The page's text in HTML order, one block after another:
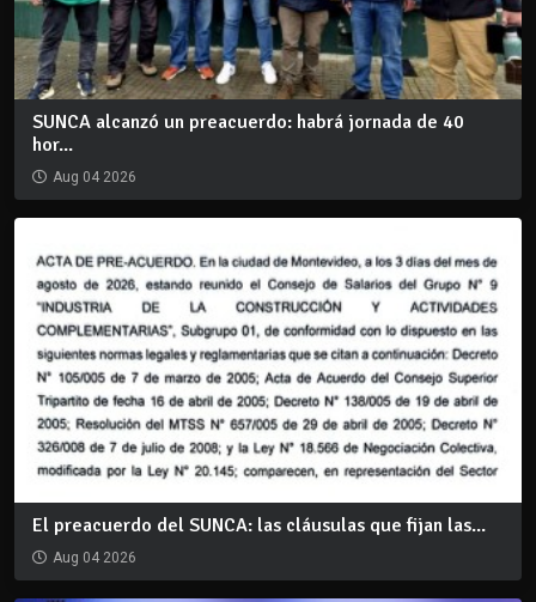
SUNCA alcanzó un preacuerdo: habrá jornada de 40
hor...
Aug 04 2026
El preacuerdo del SUNCA: las cláusulas que fijan las...
Aug 04 2026